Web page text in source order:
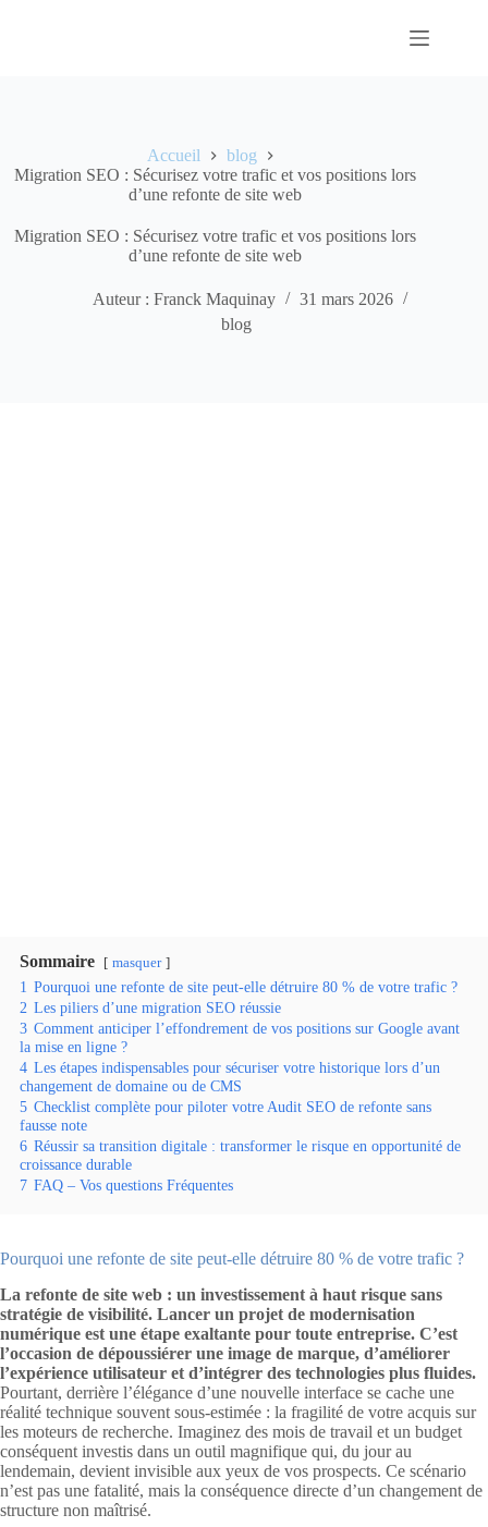
Accueil
blog
Migration SEO : Sécurisez votre trafic et vos positions lors
d’une refonte de site web
Migration SEO : Sécurisez votre trafic et vos positions lors
d’une refonte de site web
Auteur : Franck Maquinay
31 mars 2026
blog
Sommaire masquer
1 Pourquoi une refonte de site peut-elle détruire 80 % de votre trafic ?
2 Les piliers d’une migration SEO réussie
3 Comment anticiper l’effondrement de vos positions sur Google avant
la mise en ligne ?
4 Les étapes indispensables pour sécuriser votre historique lors d’un
changement de domaine ou de CMS
5 Checklist complète pour piloter votre Audit SEO de refonte sans
fausse note
6 Réussir sa transition digitale : transformer le risque en opportunité de
croissance durable
7 FAQ – Vos questions Fréquentes
Pourquoi une refonte de site peut-elle détruire 80 % de votre trafic ?
La refonte de site web : un investissement à haut risque sans
stratégie de visibilité. Lancer un projet de modernisation
numérique est une étape exaltante pour toute entreprise. C’est
l’occasion de dépoussiérer une image de marque, d’améliorer
l’expérience utilisateur et d’intégrer des technologies plus fluides.
Pourtant, derrière l’élégance d’une nouvelle interface se cache une
réalité technique souvent sous-estimée : la fragilité de votre acquis sur
les moteurs de recherche. Imaginez des mois de travail et un budget
conséquent investis dans un outil magnifique qui, du jour au
lendemain, devient invisible aux yeux de vos prospects. Ce scénario
n’est pas une fatalité, mais la conséquence directe d’un changement de
structure non maîtrisé.